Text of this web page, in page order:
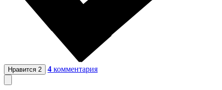
Нравится 2 4 комментария